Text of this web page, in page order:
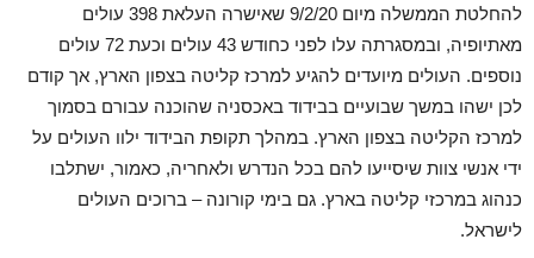
להחלטת הממשלה מיום 9/2/20 שאישרה העלאת 398 עולים
מאתיופיה, ובמסגרתה עלו לפני כחודש 43 עולים וכעת 72 עולים
נוספים. העולים מיועדים להגיע למרכז קליטה בצפון הארץ, אך קודם
לכן ישהו במשך שבועיים בבידוד באכסניה שהוכנה עבורם בסמוך
למרכז הקליטה בצפון הארץ. במהלך תקופת הבידוד ילוו העולים על
ידי אנשי צוות שיסייעו להם בכל הנדרש ולאחריה, כאמור, ישתלבו
כנהוג במרכזי קליטה בארץ. גם בימי קורונה – ברוכים העולים
לישראל.